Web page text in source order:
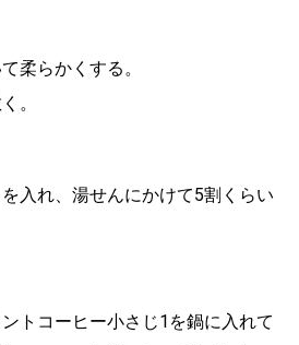
柔らかくする。
。
入れ、湯せんにかけて5割くらい
トコーヒー小さじ1を鍋に入れて